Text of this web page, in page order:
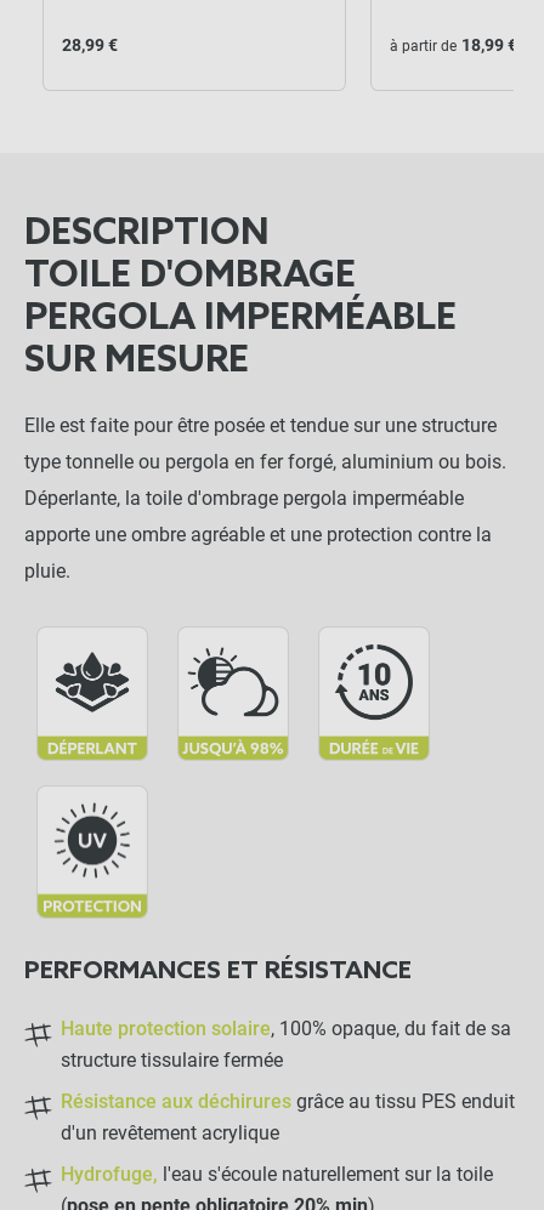
Toile d'ombrage pergola imperméable -
Anthracite 28,99 €
NOTRE RECOMMANDATION POUR
UNE POSE EN TOUTE TRANQUILLITÉ
Ø6mm
- +
28,99 € à partir de 18,99 €
DESCRIPTION
TOILE D'OMBRAGE
PERGOLA IMPERMÉABLE
SUR MESURE
Elle est faite pour être posée et tendue sur une structure
type tonnelle ou pergola en fer forgé, aluminium ou bois.
Déperlante, la toile d'ombrage pergola imperméable
apporte une ombre agréable et une protection contre la
pluie.
PERFORMANCES ET RÉSISTANCE
Haute protection solaire, 100% opaque, du fait de sa
structure tissulaire fermée
Résistance aux déchirures grâce au tissu PES enduit
d'un revêtement acrylique
Hydrofuge, l'eau s'écoule naturellement sur la toile